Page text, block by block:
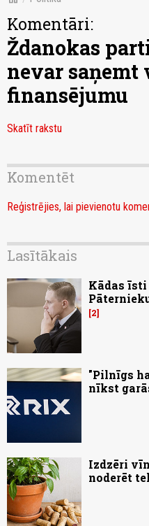
Komentāri:
Ždanokas
nevar saņemt
finansējumu
Skatīt rakstu
Komentēt
Reģistrējies, lai pievienotu
Lasītākais
Kādas
2
"Pilnīgs
nīkst
Izdzēri
noderēt